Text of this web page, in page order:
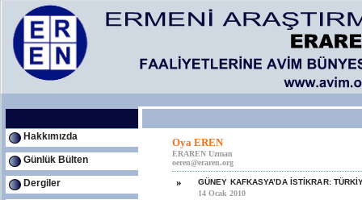
Hakkımızda
Günlük Bülten
Dergiler
Oya EREN
ERAREN Uzman
oeren@eraren.org
»
GÜNEY KAFKASYA’DA İSTİKRAR:
14 Ocak 2010